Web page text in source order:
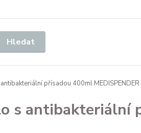
Hledat
přísadou 400ml MEDISPENDER
s antibakteriální